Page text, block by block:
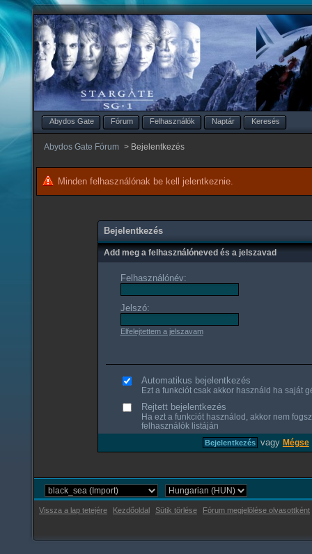
Abydos Gate Fórum Felhasználók Naptár Keresés
Abydos Gate Fórum > Bejelentkezés
Minden felhasználónak be kell jelentkeznie.
Bejelentkezés
Add meg a felhasználóneved és a jelszavad
Felhasználónév:
Jelszó:
Elfelejtettem a jelszavam
Automatikus bejelentkezés
Ezt a funkciót csak akkor használd ha saját
Rejtett bejelentkezés
Ha ezt a funkciót használod, akkor nem
felhasználók listáján
vagy Mégse
Vissza a lap tetejére Kezdőoldal Sütik törlése Fórum megjelölése olvasottként